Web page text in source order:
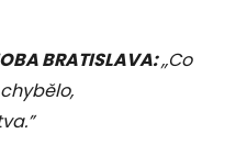
BRATISLAVA:,,Co